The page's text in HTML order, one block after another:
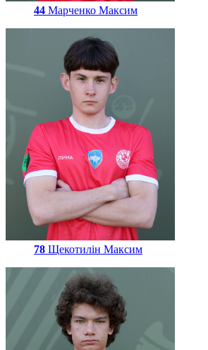
44 Марченко Максим
78 Щекотилін Максим